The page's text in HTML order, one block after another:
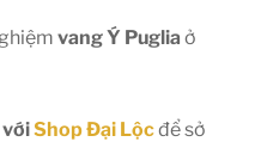
vang Ý Puglia ở
vớiShop Đại Lộcđể sở